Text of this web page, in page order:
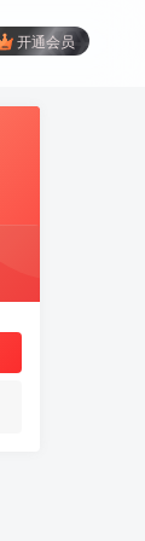
开通会员